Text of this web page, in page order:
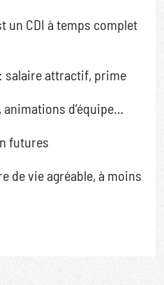
un CDI à temps complet
salaire attractif, prime
d’équipe…
futures
de vie agréable, à moins